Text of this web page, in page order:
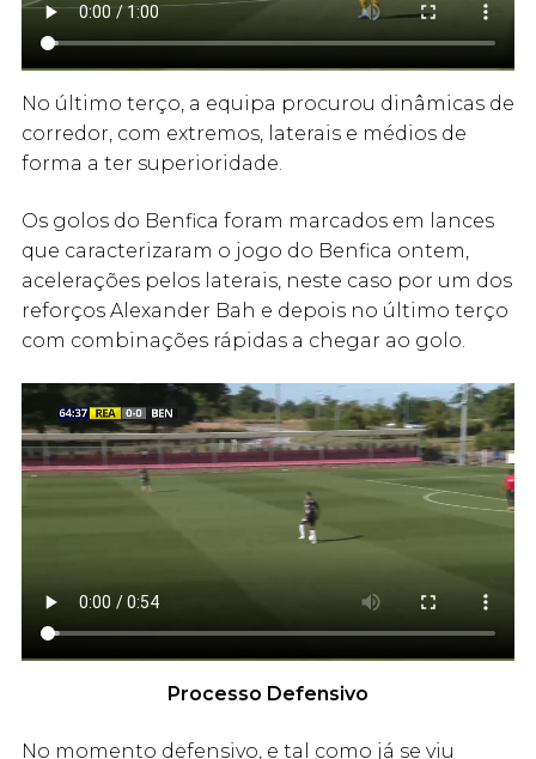
No último terço, a equipa procurou dinâmicas de
corredor, com extremos, laterais e médios de
forma a ter superioridade.
Os golos do Benfica foram marcados em lances
que caracterizaram o jogo do Benfica ontem,
acelerações pelos laterais, neste caso por um dos
reforços Alexander Bah e depois no último terço
com combinações rápidas a chegar ao golo.
Processo Defensivo
No momento defensivo, e tal como já se viu